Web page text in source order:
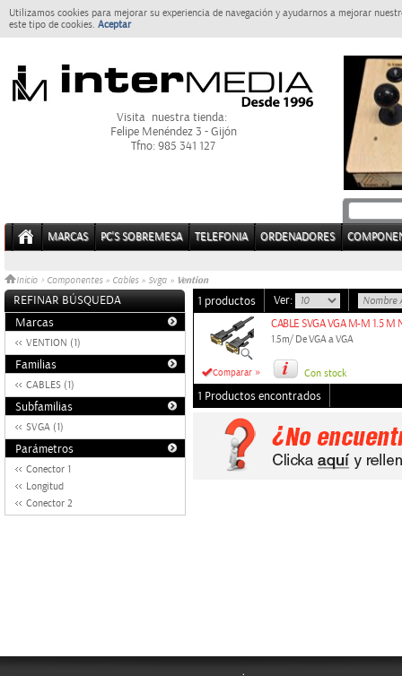
Utilizamos cookies para mejorar su experiencia de navegación y ayudarnos a mejorar
este tipo de cookies. Aceptar
Visita nuestra tienda:
Felipe Menéndez 3 - Gijón
Tfno: 985 341 127
MARCAS PC'S SOBREMESA TELEFONIA ORDENADORES
Inicio > Componentes » Cables » Svga » Vention
REFINAR BÚSQUEDA
Marcas
VENTION (1)
Familias
CABLES (1)
Subfamilias
SVGA (1)
Parámetros
Conector 1
Longitud
Conector 2
1 productos Ver:
Comparar »
CABLE SVGA VGA M-M 1.5 M
1.5m/ De VGA a VGA
Con stock
1 Productos encontrados